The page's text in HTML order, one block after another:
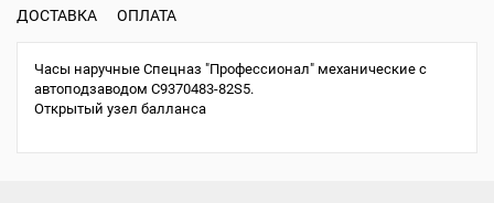
ДОСТАВКА ОПЛАТА
Часы наручные Спецназ "Профессионал" механические с
автоподзаводом С9370483-82S5.
Открытый узел балланса